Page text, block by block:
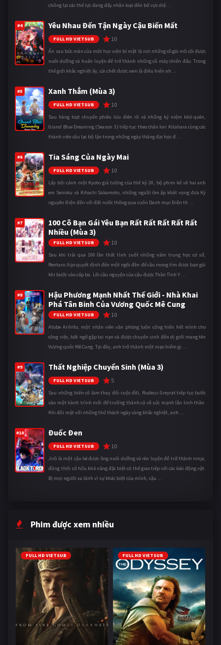
chống lại các thế lực đang đẩy nhân loại đến bờ vực diệ ...
#4 Yêu Nhau Đến Tận Ngày Cậu Biến Mất
FULL HD VIETSUB 10
Ẩn sau bức màn của một học viện bí mật là nơi những cô gái mồ côi được
nuôi dưỡng và huấn luyện để trở thành những cỗ máy chiến đấu. Trong
thế giới khắc nghiệt ấy, cái chết được xem là điều hiển nh ...
#5 Xanh Thẳm (Mùa 3)
FULL HD VIETSUB 10
Sau hàng loạt chuyến phiêu lưu điên rồ và những kỷ niệm khó quên,
Grand Blue Dreaming (Season 3) tiếp tục theo chân Iori Kitahara cùng các
thành viên câu lạc bộ lặn trong những ngày tháng đại học đ ...
#6 Tia Sáng Của Ngày Mai
FULL HD VIETSUB 10
Lấy bối cảnh một Kyoto giả tưởng của thế kỷ 20, bộ phim kể về hai anh
em Seiroku và Kihachi Sakamoto, những người ôm ấp khát vọng đưa Kỷ
nguyên Điện đến với đất nước thông qua cuốn Danh mục Điện th ...
#7
100 Cô Bạn Gái Yêu Bạn Rất Rất Rất Rất Rất
Nhiều (Mùa 3)
FULL HD VIETSUB 10
Sau khi trải qua 100 lần thất tình suốt những năm trung học cơ sở,
Rentaro Aijo quyết định đến một ngôi đền để cầu mong tìm được bạn gái
khi bước vào cấp ba. Lời cầu nguyện của cậu được Thần Tình Y ...
#8
Hậu Phương Mạnh Nhất Thế Giới - Nhà Khai
Phá Tân Binh Của Vương Quốc Mê Cung
FULL HD VIETSUB 10
Atobe Arihito, một nhân viên văn phòng luôn cống hiến hết mình cho
công việc, bất ngờ gặp tai nạn và được chuyển sinh đến dị giới mang tên
Vương quốc Mê Cung. Tại đây, anh trở thành một mạo hiểm gi ...
#9 Thất Nghiệp Chuyển Sinh (Mùa 3)
FULL HD VIETSUB 5
Sau những biến cố làm thay đổi cuộc đời, Rudeus Greyrat tiếp tục bước
vào một hành trình mới để trưởng thành cả về sức mạnh lẫn tinh thần.
Khi đối mặt với những thử thách ngày càng khắc nghiệt, anh ...
#10 Đuốc Đen
FULL HD VIETSUB 10
Jirô là một cậu bé được ông nuôi dưỡng và rèn luyện để trở thành ninja,
đồng thời sở hữu khả năng đặc biệt có thể giao tiếp với các loài động vật.
Bị mọi người xa lánh vì sự khác biệt của mình, cậu ...
Phim được xem nhiều
FULL HD VIETSUB FULL HD VIETSUB